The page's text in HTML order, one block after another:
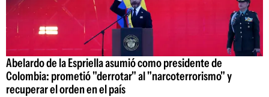
Abelardo de la Espriella asumió como presidente de
Colombia: prometió "derrotar" al "narcoterrorismo" y
recuperar el orden en el país